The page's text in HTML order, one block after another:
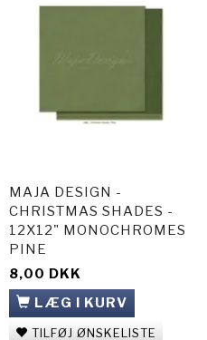
MAJA DESIGN -
CHRISTMAS SHADES -
12X12" MONOCHROMES
PINE
8,00 DKK
LÆG I KURV
TILFØJ ØNSKELISTE